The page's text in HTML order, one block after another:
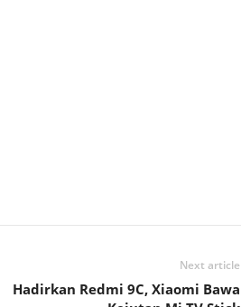
Next article
Hadirkan Redmi 9C, Xiaomi Bawa